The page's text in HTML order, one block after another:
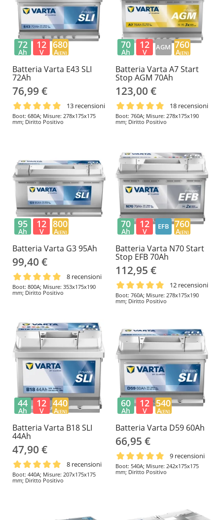
Batteria Varta E43 SLI
72Ah
76,99 €
13 recensioni
Boot: 680A; Misure: 278x175x175
mm; Diritto Positivo
72
Ah
12
V
680
A(EN)
Batteria Varta A7 Start
Stop AGM 70Ah
123,00 €
18 recensioni
Boot: 760A; Misure: 278x175x190
mm; Diritto Positivo
70
Ah
12
V
AGM 760
A(EN)
Batteria Varta G3 95Ah
99,40 €
8 recensioni
Boot: 800A; Misure: 353x175x190
mm; Diritto Positivo
95
Ah
12
V
800
A(EN)
Batteria Varta N70 Start
Stop EFB 70Ah
112,95 €
12 recensioni
Boot: 760A; Misure: 278x175x190
mm; Diritto Positivo
70
Ah
12
V
EFB 760
A(EN)
Batteria Varta B18 SLI
44Ah
47,90 €
8 recensioni
Boot: 440A; Misure: 207x175x175
mm; Diritto Positivo
44
Ah
12
V
440
A(EN)
Batteria Varta D59 60Ah
66,95 €
9 recensioni
Boot: 540A; Misure: 242x175x175
mm; Diritto Positivo
60
Ah
12
V
540
A(EN)